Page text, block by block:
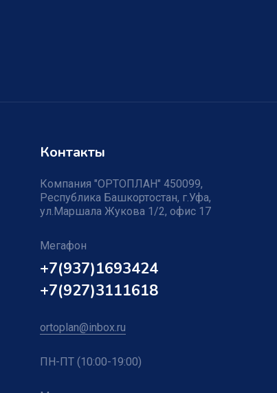
Контакты
Компания "ОРТОПЛАН" 450099,
Республика Башкортостан, г.Уфа,
ул.Маршала Жукова 1/2, офис 17
Мегафон
+7(937)1693424
+7(927)3111618
ortoplan@inbox.ru
ПН-ПТ (10:00-19:00)